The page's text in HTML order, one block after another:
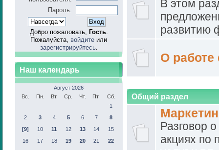
Пароль:
Добро пожаловать, Гость.
Пожалуйста, войдите или
зарегистрируйтесь.
Наш календарь
Август 2026
Вс.
Пн. Вт. Ср. Чт. Пт.
Сб.
1
2
3 4 5 6 7
8
[9]
10 11 12 13 14
15
16
17 18 19 20 21
22
В этом
развитию
О
Общий раздел
Разговор
акциях по